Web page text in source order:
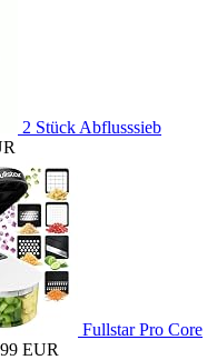
2 Stück Abflusssieb
Fullstar Pro Core
EUR